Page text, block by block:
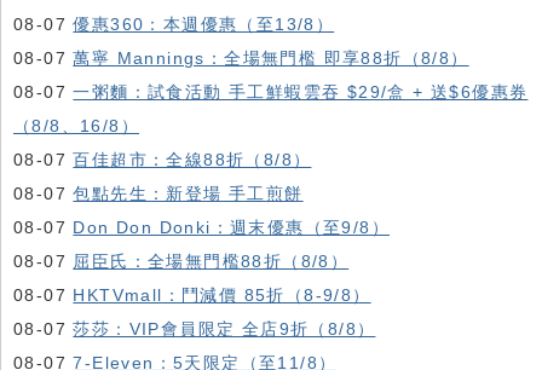
08-07優惠360：本週優惠（至13/8）
08-07萬寧 Mannings：全場無門檻 即享88折（8/8）
08-07一粥麵：試食活動 手工鮮蝦雲吞 $29/盒 + 送$6優惠券
（8/8、16/8）
08-07百佳超市：全線88折（8/8）
08-07包點先生：新登場 手工煎餅
08-07 Don Don Donki：週末優惠（至9/8）
08-07 屈臣氏：全場無門檻88折（8/8）
08-07 HKTVmall ：鬥減價 85折（8-9/8）
08-07莎莎：VIP會員限定 全店9折（8/8）
08-077-Eleven：5天限定（至11/8）